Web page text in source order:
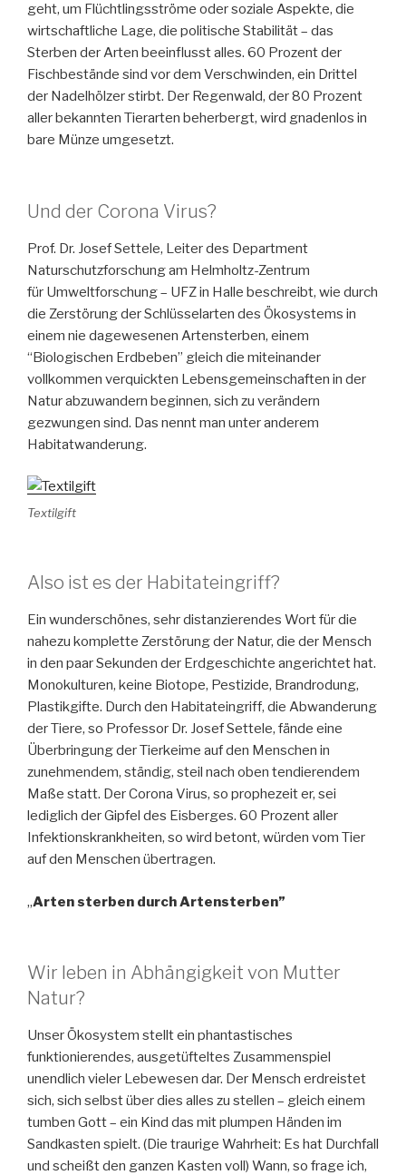
geht, um Flüchtlingsströme oder soziale Aspekte, die
wirtschaftliche Lage, die politische Stabilität – das
Sterben der Arten beeinflusst alles. 60 Prozent der
Fischbestände sind vor dem Verschwinden, ein Drittel
der Nadelhölzer stirbt. Der Regenwald, der 80 Prozent
aller bekannten Tierarten beherbergt, wird gnadenlos in
bare Münze umgesetzt.
Und der Corona Virus?
Prof. Dr. Josef Settele, Leiter des Department
Naturschutzforschung am Helmholtz-Zentrum
für Umweltforschung – UFZ in Halle beschreibt, wie durch
die Zerstörung der Schlüsselarten des Ökosystems in
einem nie dagewesenen Artensterben, einem
“Biologischen Erdbeben” gleich die miteinander
vollkommen verquickten Lebensgemeinschaften in der
Natur abzuwandern beginnen, sich zu verändern
gezwungen sind. Das nennt man unter anderem
Habitatwanderung.
Textilgift
Also ist es der Habitateingriff?
Ein wunderschönes, sehr distanzierendes Wort für die
nahezu komplette Zerstörung der Natur, die der Mensch
in den paar Sekunden der Erdgeschichte angerichtet hat.
Monokulturen, keine Biotope, Pestizide, Brandrodung,
Plastikgifte. Durch den Habitateingriff, die Abwanderung
der Tiere, so Professor Dr. Josef Settele, fände eine
Überbringung der Tierkeime auf den Menschen in
zunehmendem, ständig, steil nach oben tendierendem
Maße statt. Der Corona Virus, so prophezeit er, sei
lediglich der Gipfel des Eisberges. 60 Prozent aller
Infektionskrankheiten, so wird betont, würden vom Tier
auf den Menschen übertragen.
„Arten sterben durch Artensterben”
Wir leben in Abhängigkeit von Mutter
Natur?
Unser Ökosystem stellt ein phantastisches
funktionierendes, ausgetüfteltes Zusammenspiel
unendlich vieler Lebewesen dar. Der Mensch erdreistet
sich, sich selbst über dies alles zu stellen – gleich einem
tumben Gott – ein Kind das mit plumpen Händen im
Sandkasten spielt. (Die traurige Wahrheit: Es hat Durchfall
und scheißt den ganzen Kasten voll) Wann, so frage ich,